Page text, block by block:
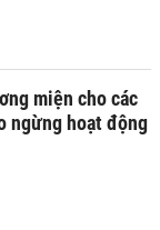
miện cho các
ngừng hoạt động